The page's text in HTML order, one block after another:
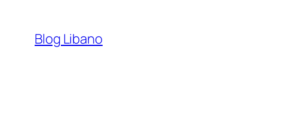
Blog Libano